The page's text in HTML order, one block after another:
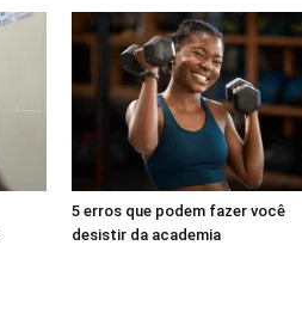
5 erros que podem fazer você
desistir da academia